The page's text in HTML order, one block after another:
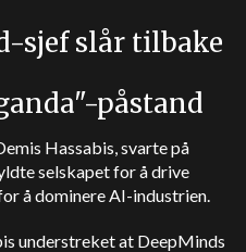
sjef slår tilbake
påstand
Hassabis, svarte på
selskapet for å drive
å dominere AI-industrien.
understreket at DeepMinds